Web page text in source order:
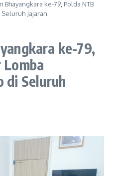
Bhayangkara ke-79, Polda NTB
Jajaran
ke-79,
di Seluruh